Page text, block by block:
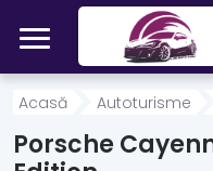
Mergi direct la conținutul
Acasă
Acasă Autoturisme
Porsche